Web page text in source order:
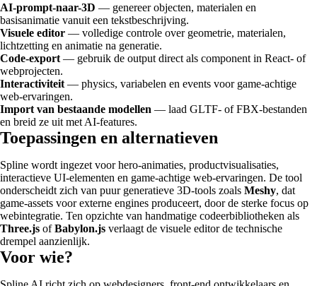
AI-prompt-naar-3D — genereer objecten, materialen en
basisanimatie vanuit een tekstbeschrijving.
Visuele editor — volledige controle over geometrie, materialen,
lichtzetting en animatie na generatie.
Code-export — gebruik de output direct als component in React- of
webprojecten.
Interactiviteit — physics, variabelen en events voor game-achtige
web-ervaringen.
Import van bestaande modellen — laad GLTF- of FBX-bestanden
en breid ze uit met AI-features.
Toepassingen en alternatieven
Spline wordt ingezet voor hero-animaties, productvisualisaties,
interactieve UI-elementen en game-achtige web-ervaringen. De tool
onderscheidt zich van puur generatieve 3D-tools zoals Meshy, dat
game-assets voor externe engines produceert, door de sterke focus op
webintegratie. Ten opzichte van handmatige codeerbibliotheken als
Three.js ofBabylon.js verlaagt de visuele editor de technische
drempel aanzienlijk.
Voor wie?